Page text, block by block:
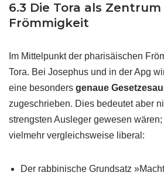
6.3 Die Tora als
Frömmigkeit
Im Mittelpunkt der pharisäischen
Tora. Bei Josephus und in der Apg
eine besonders genaue
zugeschrieben. Dies bedeutet aber
strengsten Ausleger gewesen
vielmehr vergleichsweise liberal:
Der rabbinische Grundsatz